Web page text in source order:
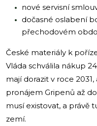
nové servisní
dočasné oslabení
přechodovém
České materiály k
Vláda schválila nákup
mají dorazit v roce
pronájem Gripenů až
musí existovat, a právě
zemí.